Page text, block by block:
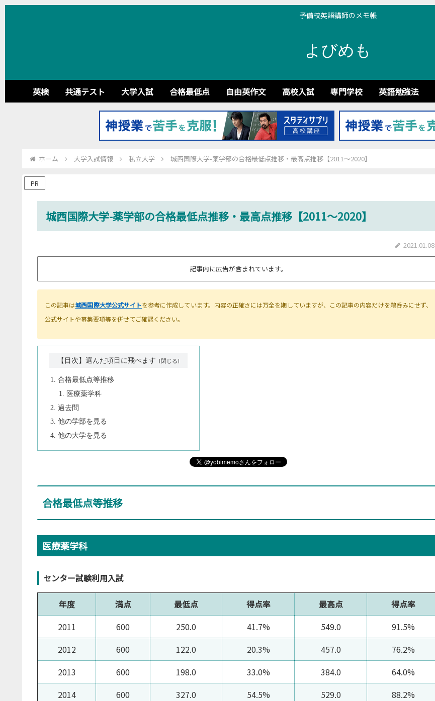
予備校英語講師のメモ帳
よびめも
英検 共通テスト 大学入試 合格最低点 自由英作文 高校入試 専門学校 英語勉強法
ホーム 大学入試情報 私立大学 城西国際大学-薬学部の合格最低点推移・最高点推移【2011～2020】
PR
城西国際大学-薬学部の合格最低点推移・最高点推移【2011～2020】
2021.01.08
記事内に広告が含まれています。
この記事は城西国際大学公式サイトを参考に作成しています。内容の正確さには万全を期していますが、この記事の内容だけを鵜呑みにせず、
公式サイトや募集要項等を併せてご確認ください。
【目次】選んだ項目に飛べます
合格最低点等推移
医療薬学科
過去問
他の学部を見る
他の大学を見る
合格最低点等推移
医療薬学科
センター試験利用入試
年度 満点 最低点 得点率 最高点
得点率
2011
600 250.0 41.7% 549.0
91.5%
2012
600 122.0 20.3% 457.0
76.2%
2013
600 198.0 33.0% 384.0
64.0%
2014
600 327.0 54.5% 529.0
88.2%